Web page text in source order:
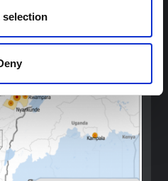
والسلوكية السابقة حول الإيبولا